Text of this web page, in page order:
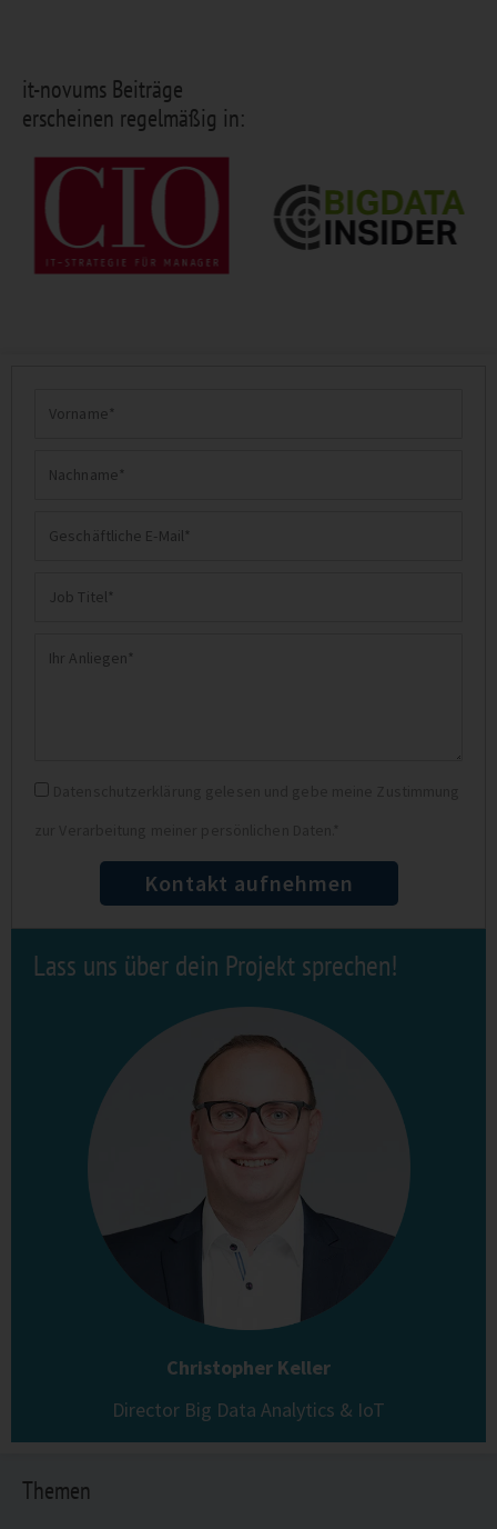
it-novums Beiträge
erscheinen regelmäßig in:
Nachname
Geschäftliche
Mail
Datenschutz
Kontakt aufnehmen
Lass uns über dein Projekt sprechen!
Christopher Keller
Director Big Data Analytics & IoT
Themen